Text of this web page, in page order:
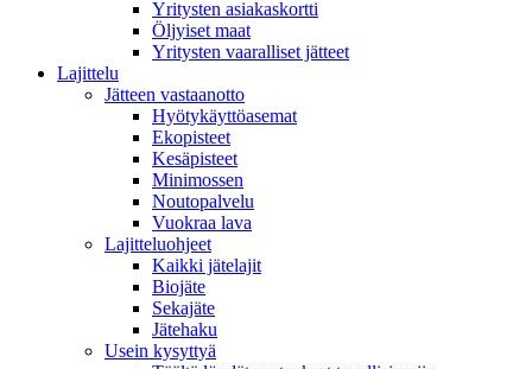
Yritysten asiakaskortti
Öljyiset maat
Yritysten vaaralliset jätteet
Lajittelu
Jätteen vastaanotto
Hyötykäyttöasemat
Ekopisteet
Kesäpisteet
Minimossen
Noutopalvelu
Vuokraa lava
Lajitteluohjeet
Kaikki jätelajit
Biojäte
Sekajäte
Jätehaku
Usein kysyttyä